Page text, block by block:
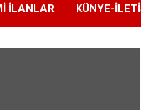
İLANLAR KÜNYE-